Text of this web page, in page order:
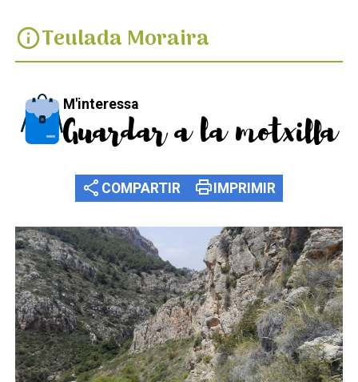
infoTeulada Moraira
M'interessa
Guardar a la motxilla
share COMPARTIR print IMPRIMIR